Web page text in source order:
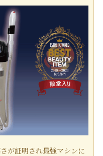
が証明され最強マシンに